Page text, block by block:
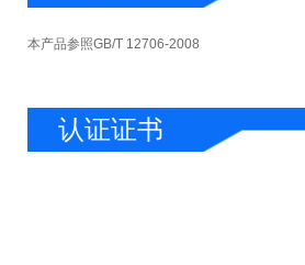
本产品参照GB/T 12706-2008
认证证书